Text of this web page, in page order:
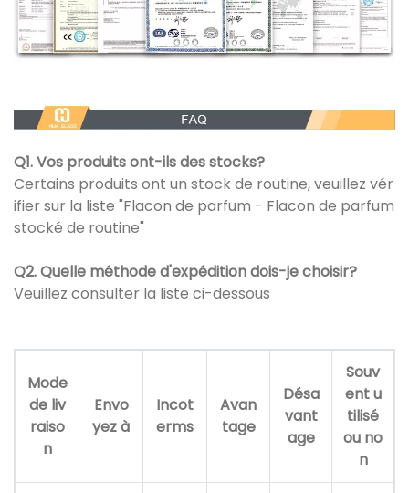
Q1. Vos produits ont-ils des stocks?
Certains produits ont un stock de routine, veuillez vér
ifier sur la liste "Flacon de parfum - Flacon de parfum
stocké de routine"
Q2. Quelle méthode d'expédition dois-je choisir?
Veuillez consulter la liste ci-dessous
Mode
de liv
raiso
n
Envo
yez à
Incot
erms
Avan
tage
Désa
vant
age
Souv
ent u
tilisé
ou no
n